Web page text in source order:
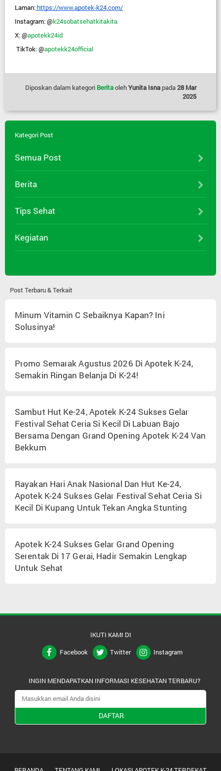
Laman: https://www.apotek-k24.com/
Instagram: @k24sobatsehatkitakita
X: @apotekk24id
TikTok: @apotekk24official
Diposkan dalam kategori BeritaolehYunita Isna pada28 Mar
2025
Kategori Post
Semua Post
Berita
Tips Sehat
Kegiatan
Post Terbaru & Terkait
Minum Vitamin C Sebaiknya Kapan? Ini
Solusinya!
Promo Semarak Agustus 2026 Di Apotek K-24,
Semakin Ringan Belanja Di K-24!
Sambut Hut Ke-24, Apotek K-24 Sukses Gelar
Festival Sehat Ceria Si Kecil Di Labuan Bajo
Bersama Dengan Grand Opening Apotek K-24 Van
Bekkum
Rayakan Hari Anak Nasional Dan Hut Ke-24,
Apotek K-24 Sukses Gelar Festival Sehat Ceria Si
Kecil Di Kupang Untuk Tekan Angka Stunting
Apotek K-24 Sukses Gelar Grand Opening
Serentak Di 17 Gerai, Hadir Semakin Lengkap
Untuk Sehat
IKUTI KAMI DI
Facebook
Twitter Instagram
INGIN MENDAPATKAN INFORMASI KESEHATAN TERBARU?
DAFTAR